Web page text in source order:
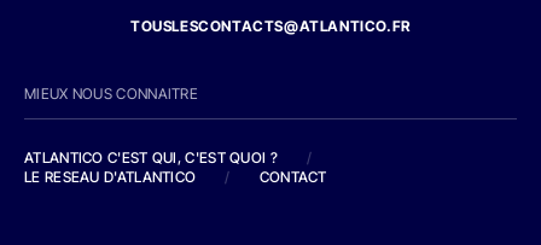
TOUSLESCONTACTS@ATLANTICO.FR
MIEUX NOUS CONNAITRE
ATLANTICO C'EST QUI, C'EST QUOI ?
/
LE RESEAU D'ATLANTICO
/ CONTACT